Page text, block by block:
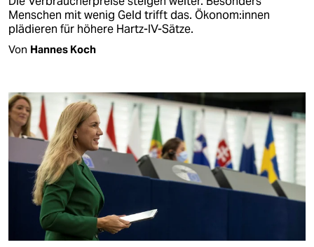
Menschen mit wenig Geld trifft das. Öko­no­m:in­nen
plädieren für höhere Hartz-IV-Sätze.
Von Hannes Koch